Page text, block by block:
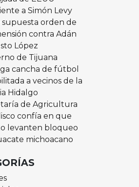
a Simón Levy
supuesta orden de
contra Adán
López
de Tijuana
cancha de fútbol
a vecinos de la
Hidalgo
de Agricultura
confía en que
levanten bloqueo
michoacano